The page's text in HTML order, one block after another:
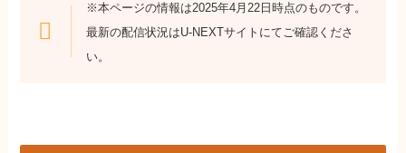
※本ページの情報は2025年4月22日時点のものです。
最新の配信状況はU-NEXTサイトにてご確認くださ
い。